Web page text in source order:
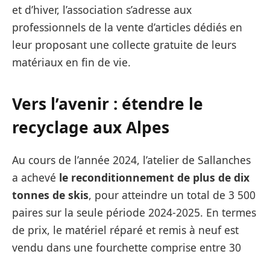
et d’hiver, l’association s’adresse aux
professionnels de la vente d’articles dédiés en
leur proposant une collecte gratuite de leurs
matériaux en fin de vie.
Vers l’avenir : étendre le
recyclage aux Alpes
Au cours de l’année 2024, l’atelier de Sallanches
a achevé le reconditionnement de plus de dix
tonnes de skis, pour atteindre un total de 3 500
paires sur la seule période 2024-2025. En termes
de prix, le matériel réparé et remis à neuf est
vendu dans une fourchette comprise entre 30